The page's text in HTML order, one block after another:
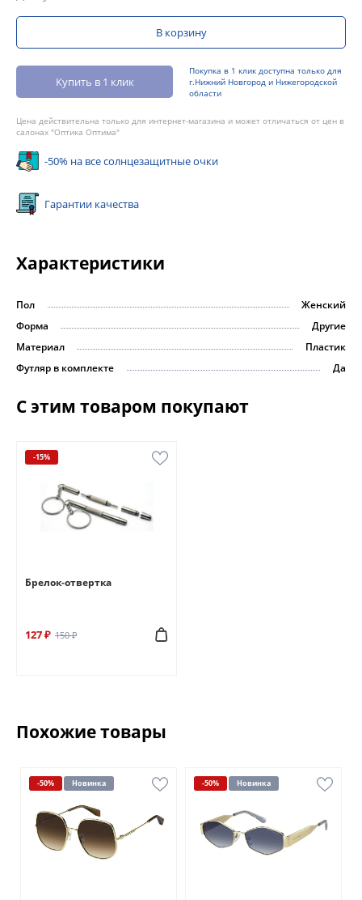
В корзину
Купить в 1 клик
Покупка в 1 клик доступна только для
г.Нижний Новгород и Нижегородской
области
Цена действительна только для интернет-магазина и может отличаться от цен в
салонах "Оптика Оптима"
-50% на все солнцезащитные очки
Гарантии качества
Характеристики
Пол
Женский
Форма
Другие
Материал
Пластик
Футляр в комплекте
Да
С этим товаром покупают
-15%
Брелок-отвертка
127 ₽ 150 ₽
Похожие товары
-50% Новинка -50% Новинка